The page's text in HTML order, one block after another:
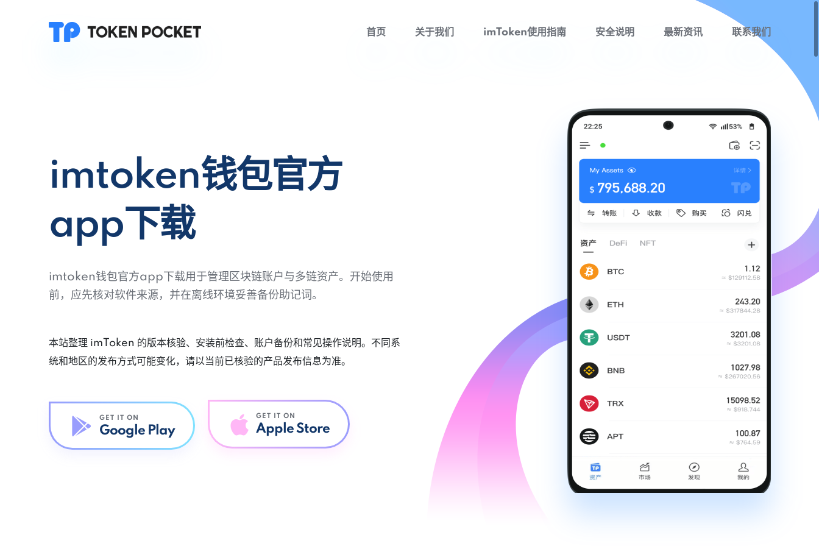
首页 关于我们 imToken使用指南 安全说明 最新资讯 联系我们
imtoken钱包官方
app下载
imtoken钱包官方app下载用于管理区块链账户与多链资产。开始使用
前，应先核对软件来源，并在离线环境妥善备份助记词。
本站整理 imToken 的版本核验、安装前检查、账户备份和常见操作说明。不同系
统和地区的发布方式可能变化，请以当前已核验的产品发布信息为准。
GET IT ON
Google Play
GET IT ON
Apple Store